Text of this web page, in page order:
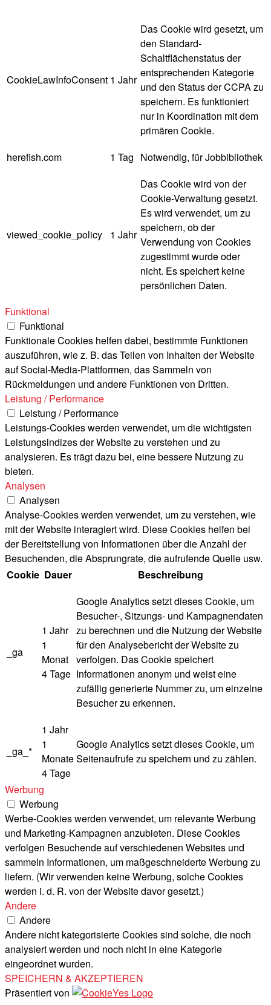
CookieLawInfoConsent 1 Jahr
Das Cookie wird gesetzt, um
den Standard-
Schaltflächenstatus der
entsprechenden Kategorie
und den Status der CCPA zu
speichern. Es funktioniert
nur in Koordination mit dem
primären Cookie.
herefish.com
1 Tag Notwendig, für Jobbibliothek
viewed_cookie_policy 1 Jahr
Das Cookie wird von der
Cookie-Verwaltung gesetzt.
Es wird verwendet, um zu
speichern, ob der
Verwendung von Cookies
zugestimmt wurde oder
nicht. Es speichert keine
persönlichen Daten.
Funktional
Funktional
Funktionale Cookies helfen dabei, bestimmte Funktionen
auszuführen, wie z. B. das Teilen von Inhalten der Website
auf Social-Media-Plattformen, das Sammeln von
Rückmeldungen und andere Funktionen von Dritten.
Leistung / Performance
Leistung / Performance
Leistungs-Cookies werden verwendet, um die wichtigsten
Leistungsindizes der Website zu verstehen und zu
analysieren. Es trägt dazu bei, eine bessere Nutzung zu
bieten.
Analysen
Analysen
Analyse-Cookies werden verwendet, um zu verstehen, wie
mit der Website interagiert wird. Diese Cookies helfen bei
der Bereitstellung von Informationen über die Anzahl der
Besuchenden, die Absprungrate, die aufrufende Quelle usw.
Cookie Dauer Beschreibung
_ga
1 Jahr
1
Monat
4 Tage
Google Analytics setzt dieses Cookie, um
Besucher-, Sitzungs- und Kampagnendaten
zu berechnen und die Nutzung der Website
für den Analysebericht der Website zu
verfolgen. Das Cookie speichert
Informationen anonym und weist eine
zufällig generierte Nummer zu, um einzelne
Besucher zu erkennen.
_ga_*
1 Jahr
1
Monate
4 Tage
Google Analytics setzt dieses Cookie, um
Seitenaufrufe zu speichern und zu zählen.
Werbung
Werbung
Werbe-Cookies werden verwendet, um relevante Werbung
und Marketing-Kampagnen anzubieten. Diese Cookies
verfolgen Besuchende auf verschiedenen Websites und
sammeln Informationen, um maßgeschneiderte Werbung zu
liefern. (Wir verwenden keine Werbung, solche Cookies
werden i. d. R. von der Website davor gesetzt.)
Andere
Andere
Andere nicht kategorisierte Cookies sind solche, die noch
analysiert werden und noch nicht in eine Kategorie
eingeordnet wurden.
SPEICHERN & AKZEPTIEREN
Präsentiert von